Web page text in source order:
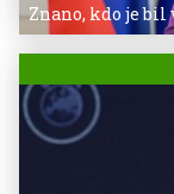
Znano, kdo je bil